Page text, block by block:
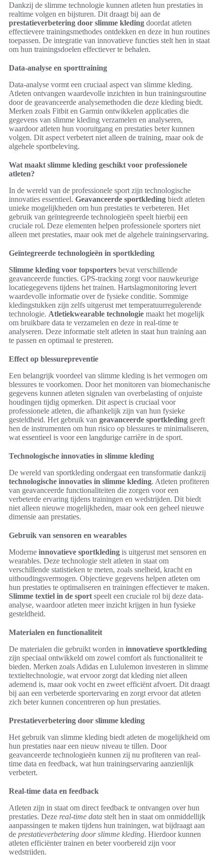
Dankzij de slimme technologie kunnen atleten hun prestaties in
realtime volgen en bijsturen. Dit draagt bij aan de
prestatieverbetering door slimme kleding doordat atleten
effectievere trainingsmethodes ontdekken en deze in hun routines
toepassen. De integratie van innovatieve functies stelt hen in staat
om hun trainingsdoelen effectiever te behalen.
Data-analyse en sporttraining
Data-analyse vormt een cruciaal aspect van slimme kleding.
Atleten ontvangen waardevolle inzichten in hun trainingsroutine
door de geavanceerde analysemethoden die deze kleding biedt.
Merken zoals Fitbit en Garmin ontwikkelen applicaties die
gegevens van slimme kleding verzamelen en analyseren,
waardoor atleten hun vooruitgang en prestaties beter kunnen
volgen. Dit aspect verbetert niet alleen de training, maar ook de
algehele sportbeleving.
Wat maakt slimme kleding geschikt voor professionele
atleten?
In de wereld van de professionele sport zijn technologische
innovaties essentieel. Geavanceerde sportkleding biedt atleten
unieke mogelijkheden om hun prestaties te verbeteren. Het
gebruik van geïntegreerde technologieën speelt hierbij een
cruciale rol. Deze elementen helpen professionele sporters niet
alleen met prestaties, maar ook met de algehele trainingservaring.
Geïntegreerde technologieën in sportkleding
Slimme kleding voor topsporters bevat verschillende
geavanceerde functies. GPS-tracking zorgt voor nauwkeurige
locatiegegevens tijdens het trainen. Hartslagmonitoring levert
waardevolle informatie over de fysieke conditie. Sommige
kledingstukken zijn zelfs uitgerust met temperatuurregulerende
technologie. Atletiekwearable technologie maakt het mogelijk
om bruikbare data te verzamelen en deze in real-time te
analyseren. Deze informatie stelt atleten in staat hun training aan
te passen en optimaal te presteren.
Effect op blessurepreventie
Een belangrijk voordeel van slimme kleding is het vermogen om
blessures te voorkomen. Door het monitoren van biomechanische
gegevens kunnen atleten signalen van overbelasting of onjuiste
houdingen tijdig opmerken. Dit aspect is cruciaal voor
professionele atleten, die afhankelijk zijn van hun fysieke
gesteldheid. Het gebruik van geavanceerde sportkleding geeft
hen de instrumenten om hun risico op blessures te minimaliseren,
wat essentieel is voor een langdurige carrière in de sport.
Technologische innovaties in slimme kleding
De wereld van sportkleding ondergaat een transformatie dankzij
technologische innovaties in slimme kleding. Atleten profiteren
van geavanceerde functionaliteiten die zorgen voor een
verbeterde ervaring tijdens trainingen en wedstrijden. Dit biedt
niet alleen nieuwe mogelijkheden, maar ook een geheel nieuwe
dimensie aan prestaties.
Gebruik van sensoren en wearables
Moderne innovatieve sportkleding is uitgerust met sensoren en
wearables. Deze technologie stelt atleten in staat om
verschillende statistieken te meten, zoals snelheid, kracht en
uithoudingsvermogen. Objectieve gegevens helpen atleten om
hun prestaties te optimaliseren en trainingen effectiever te maken.
Slimme textiel in de sport speelt een cruciale rol bij deze data-
analyse, waardoor atleten meer inzicht krijgen in hun fysieke
gesteldheid.
Materialen en functionaliteit
De materialen die gebruikt worden in innovatieve sportkleding
zijn speciaal ontwikkeld om zowel comfort als functionaliteit te
bieden. Merken zoals Adidas en Lululemon investeren in slimme
textieltechnologie, wat ervoor zorgt dat kleding niet alleen
ademend is, maar ook vocht en zweet efficiënt afvoert. Dit draagt
bij aan een verbeterde sportervaring en zorgt ervoor dat atleten
zich beter kunnen concentreren op hun prestaties.
Prestatieverbetering door slimme kleding
Het gebruik van slimme kleding biedt atleten de mogelijkheid om
hun prestaties naar een nieuw niveau te tillen. Door
geavanceerde technologieën kunnen zij nu profiteren van real-
time data en feedback, wat hun trainingservaring aanzienlijk
verbetert.
Real-time data en feedback
Atleten zijn in staat om direct feedback te ontvangen over hun
prestaties. Deze real-time data stelt hen in staat om onmiddellijk
aanpassingen te maken tijdens hun trainingen, wat bijdraagt aan
de prestatieverbetering door slimme kleding. Hierdoor kunnen
atleten efficiënter trainen en beter voorbereid zijn voor
wedstrijden.